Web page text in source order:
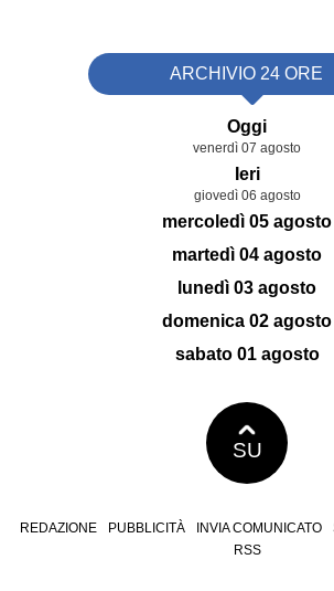
ARCHIVIO 24 ORE
Oggi
venerdì 07 agosto
Ieri
giovedì 06 agosto
mercoledì 05 agosto
martedì 04 agosto
lunedì 03 agosto
domenica 02 agosto
sabato 01 agosto
SU
REDAZIONE PUBBLICITÀ INVIA COMUNICATO
RSS